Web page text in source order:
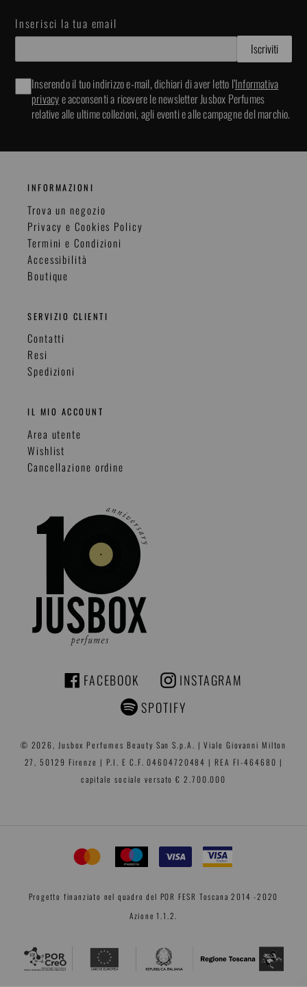
Inserisci la tua email
Inserendo il tuo indirizzo e-mail, dichiari di aver letto l’Informativa
privacye acconsenti a ricevere le newsletter Jusbox Perfumes
relative alle ultime collezioni, agli eventi e alle campagne del marchio.
INFORMAZIONI
Trova un negozio
Privacy e Cookies Policy
Termini e Condizioni
Accessibilità
Boutique
SERVIZIO CLIENTI
Contatti
Resi
Spedizioni
IL MIO ACCOUNT
Area utente
Wishlist
Cancellazione ordine
FACEBOOK
FACEBOOK INSTAGRAM
INSTAGRAM
SPOTIFY
© 2026, Jusbox Perfumes Beauty San S.p.A. | Viale Giovanni Milton
27, 50129 Firenze | P.I. E C.F. 04604720484 | REA FI-464680 |
capitale sociale versato € 2.700.000
Progetto finanziato nel quadro del POR FESR Toscana 2014 -2020
Azione 1.1.2.